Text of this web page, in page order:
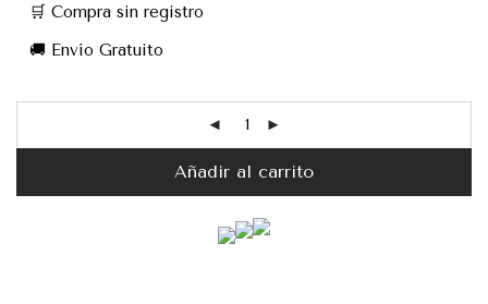
🛒 Compra sin registro
🚚 Envío Gratuito
Añadir al carrito